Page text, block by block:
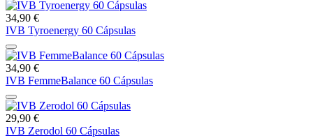
34,90 €
IVB Tyroenergy 60 Cápsulas
34,90 €
IVB FemmeBalance 60 Cápsulas
29,90 €
IVB Zerodol 60 Cápsulas